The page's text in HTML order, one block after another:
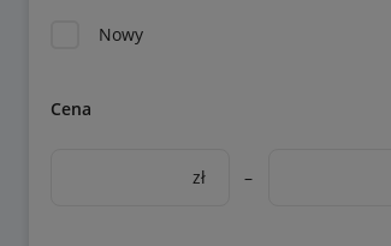
Nowy
Cena
zł –